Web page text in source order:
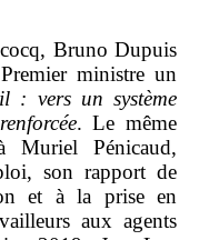
Bruno Dupuis
ministre un
: vers un système
. Le même
Muriel Pénicaud,
son rapport de
et à la prise en
aux agents